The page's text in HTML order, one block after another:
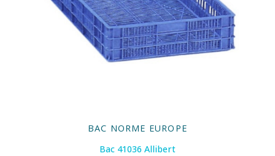
BAC NORME EUROPE
Bac 41036 Allibert